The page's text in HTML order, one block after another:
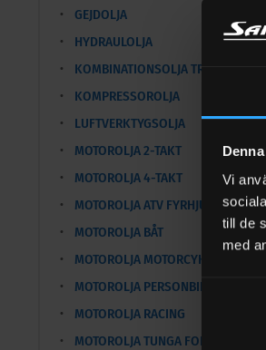
Vi
till de
med
GEJDOLJA
HYDRAULOLJA
KOMBINATIONSOLJA TRAKTOR
KOMPRESSOROLJA
LUFTVERKTYGSOLJA
MOTOROLJA 2-TAKT
MOTOROLJA 4-TAKT
MOTOROLJA ATV FYRHJULING
MOTOROLJA BÅT
MOTOROLJA MOTORCYKEL
MOTOROLJA PERSONBIL
MOTOROLJA RACING
MOTOROLJA TUNGA FORDON